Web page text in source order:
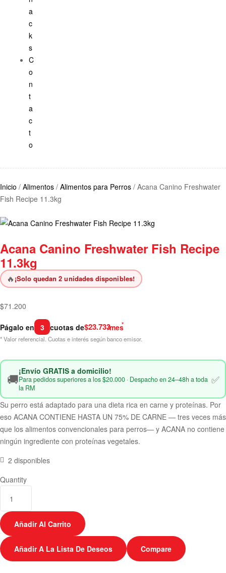
a
c
k
s
C
o
n
t
a
c
t
o
Inicio / Alimentos / Alimentos para Perros / Acana Canino Freshwater
Fish Recipe 11.3kg
Acana Canino Freshwater Fish Recipe
11.3kg
🔥 ¡Solo quedan 2 unidades disponibles!
$71.200
Págalo en 3 cuotas de$23.733/mes*
* Valor referencial. Cuotas e interés según banco emisor.
🚚
¡Envío GRATIS a domicilio!
Para pedidos superiores a los $20.000 · Despacho en 24–48h a toda
la RM
✅
Su perro está adaptado para una dieta rica en carne y proteínas. Por
eso ACANA CONTIENE HASTA UN 75% DE CARNE — tres veces más
que los alimentos convencionales para perros— y ACANA no contiene
ningún ingrediente con proteínas vegetales.
2 disponibles
Quantity
Añadir Al Carrito
Añadir A La Lista De Deseos Compare